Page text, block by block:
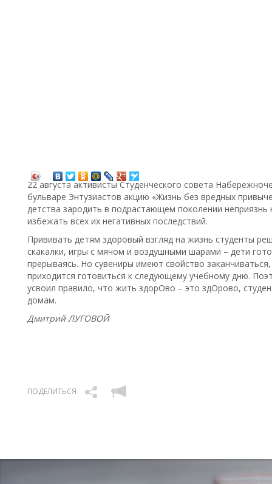
22 августа активисты Студенческого совета
бульваре Энтузиастов акцию «Жизнь без вредных
детства зародить в подрастающем поколении
избежать всех их негативных последствий.
Прививать детям здоровый взгляд на жизнь студенты
скакалки, игры с мячом и воздушными шарами – дети
прерываясь. Но сувениры имеют свойство
приходится готовиться к следующему учебному дню.
усвоил правило, что жить здорОво – это здОрово,
домам.
Дмитрий ЛУГОВОЙ
ПОДЕЛИТЬСЯ